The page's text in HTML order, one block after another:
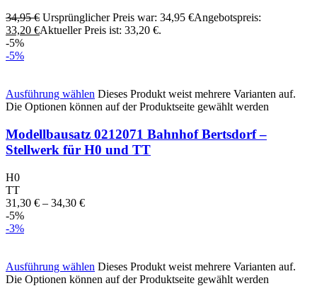
34,95€ Ursprünglicher Preis war: 34,95 €Angebotspreis:
33,20 €Aktueller Preis ist: 33,20 €.
-5%
-5%
Ausführung wählen Dieses Produkt weist mehrere Varianten auf.
Die Optionen können auf der Produktseite gewählt werden
Modellbausatz 0212071 Bahnhof Bertsdorf –
Stellwerk für H0 und TT
H0
TT
31,30 € – 34,30 €
-5%
-3%
Ausführung wählen Dieses Produkt weist mehrere Varianten auf.
Die Optionen können auf der Produktseite gewählt werden